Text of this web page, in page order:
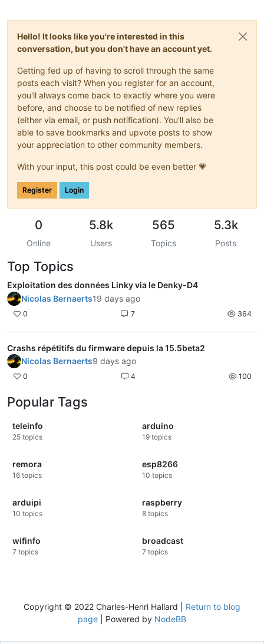
Hello! It looks like you're interested in this
conversation, but you don't have an account yet.
Getting fed up of having to scroll through the same
posts each visit? When you register for an account,
you'll always come back to exactly where you were
before, and choose to be notified of new replies
(either via email, or push notification). You'll also be
able to save bookmarks and upvote posts to show
your appreciation to other community members.
With your input, this post could be even better 💗
Register Login
0
Online
5.8k
Users
565
Topics
5.3k
Posts
Top Topics
Exploitation des données Linky via le Denky-D4
Nicolas Bernaerts19 days ago
0 7 364
Crashs répétitifs du firmware depuis la 15.5beta2
Nicolas Bernaerts9 days ago
0 4 100
Popular Tags
teleinfo
25 topics
arduino
19 topics
remora
16 topics
esp8266
10 topics
arduipi
10 topics
raspberry
8 topics
wifinfo
7 topics
broadcast
7 topics
Copyright © 2022 Charles-Henri Hallard | Return to blog
page | Powered by NodeBB